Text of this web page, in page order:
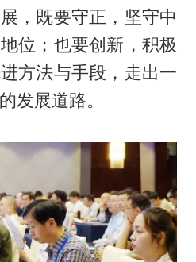
，既要守正，坚守中
位；也要创新，积极
方法与手段，走出一
发展道路。